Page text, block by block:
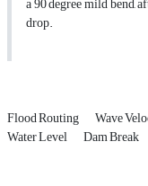
drop.
Flood Routing Wave
Water Level Dam Break